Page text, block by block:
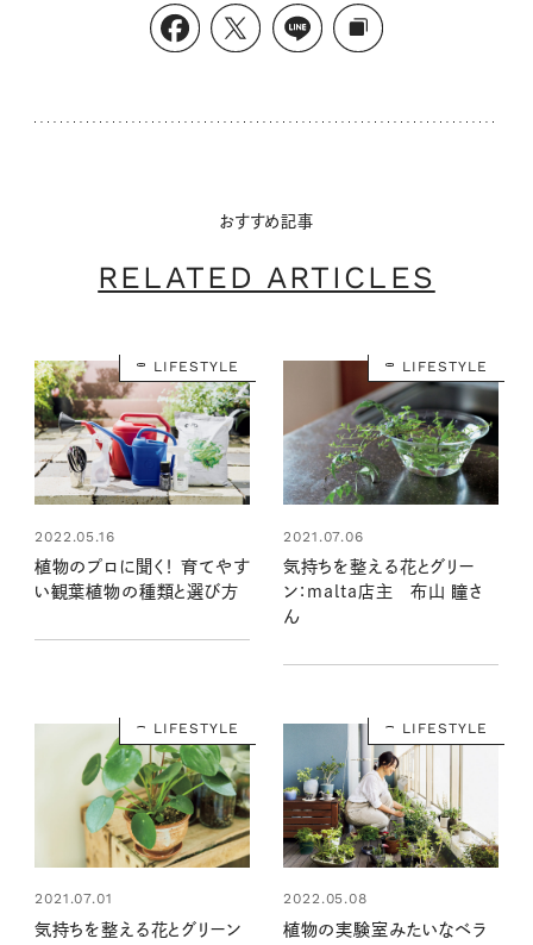
おすすめ記事
RELATED ARTICLES
LIFESTYLE
2022.05.16
植物のプロに聞く！ 育てやす
い観葉植物の種類と選び方
LIFESTYLE
2021.07.06
気持ちを整える花とグリー
ン：malta店主 布山 瞳さ
ん
LIFESTYLE
2021.07.01
気持ちを整える花とグリーン
LIFESTYLE
2022.05.08
植物の実験室みたいなベラ